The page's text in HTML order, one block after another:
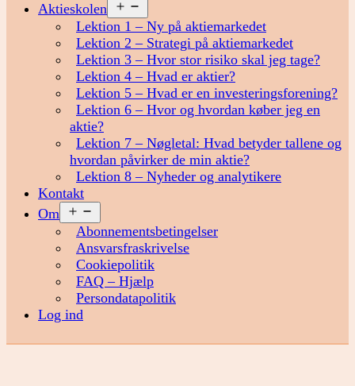
Aktieskolen
menu
Lektion 1 – Ny på aktiemarkedet
Lektion 2 – Strategi på aktiemarkedet
Lektion 3 – Hvor stor risiko skal jeg tage?
Lektion 4 – Hvad er aktier?
Lektion 5 – Hvad er en investeringsforening?
Lektion 6 – Hvor og hvordan køber jeg en
aktie?
Lektion 7 – Nøgletal: Hvad betyder tallene og
hvordan påvirker de min aktie?
Lektion 8 – Nyheder og analytikere
Kontakt
Om
menu
Abonnementsbetingelser
Ansvarsfraskrivelse
Cookiepolitik
FAQ – Hjælp
Persondatapolitik
Log ind